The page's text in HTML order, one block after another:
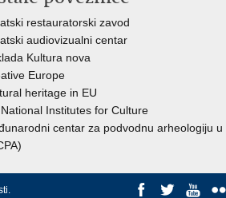
restauratorski zavod
audiovizualni centar
Kultura nova
Europe
heritage in EU
Institutes for Culture
centar za podvodnu arheologiju u
.